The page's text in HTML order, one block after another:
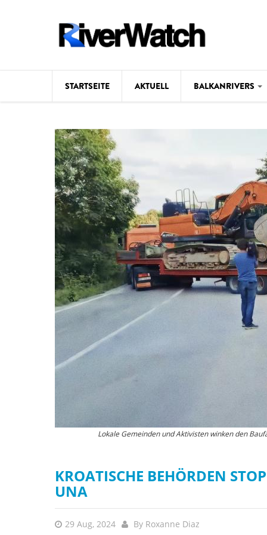
STARTSEITE AKTUELL BALKANRIVERS
Fotos
Videos
Aktuell
Lokale Gemeinden und Aktivisten winken den
Die Kraft und Schönheit der Natur erstrahlen am Martin-
KROATISCHE BEHÖRDEN
UNA
29 Aug, 2024 By Roxanne Diaz